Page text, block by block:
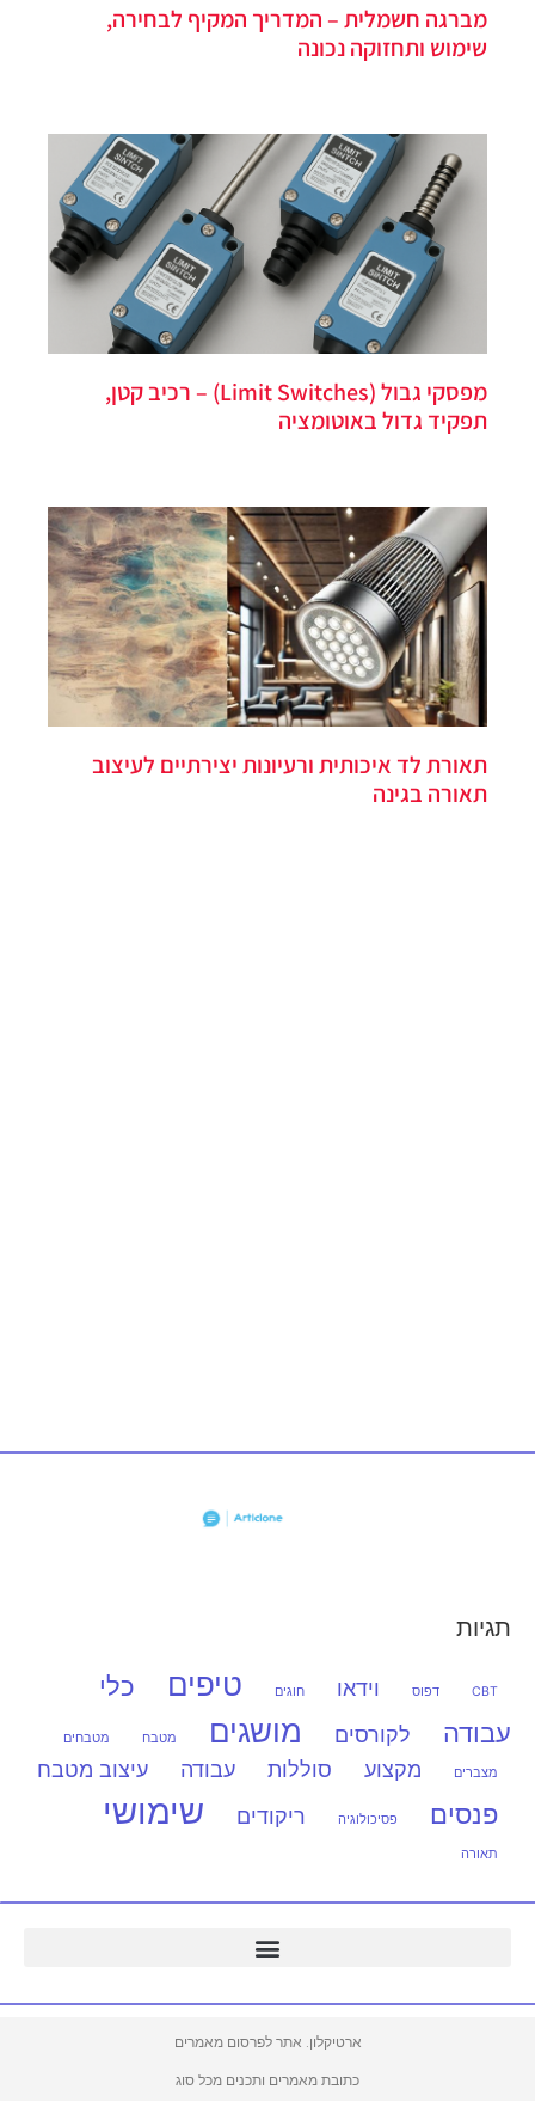
מברגה חשמלית – המדריך המקיף לבחירה,
שימוש ותחזוקה נכונה
מפסקי גבול (Limit Switches) – רכיב קטן,
תפקיד גדול באוטומציה
תאורת לד איכותית ורעיונות יצירתיים לעיצוב
תאורה בגינה
תגיות
CBT דפוס וידאו חוגים טיפים
כלי
עבודה
לקורסים מושגים מטבח מטבחים
מצברים מקצוע סוללות עבודה עיצוב מטבח
פנסים פסיכולוגיה ריקודים שימושי
תאורה
ארטיקלון. אתר לפרסום מאמרים
כתובת מאמרים ותכנים מכל סוג